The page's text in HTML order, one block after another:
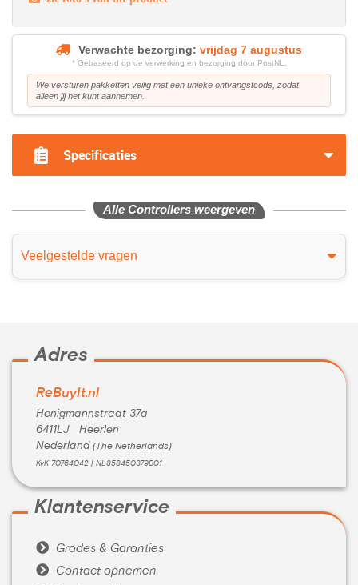
Verwachte bezorging: vrijdag 7 augustus
* Gebaseerd op de verwerking en bezorging door PostNL.
We versturen pakketten veilig met een unieke ontvangstcode, zodat
alleen jij het kunt aannemen.
Specificaties
Alle Controllers weergeven
Veelgestelde vragen
Adres
ReBuyIt.nl
Honigmannstraat 37a
6411LJ Heerlen
Nederland (The Netherlands)
KvK 70764042 | NL858450379B01
Klantenservice
 Grades & Garanties
 Contact opnemen